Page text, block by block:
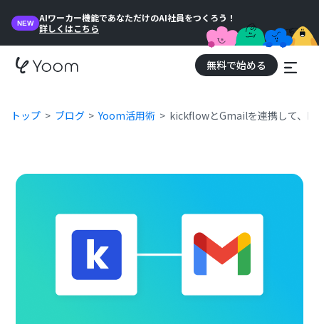
NEW
AIワーカー機能であなただけのAI社員をつくろう！
詳しくはこちら
無料で始める
トップ ブログ Yoom活用術 kickflowとGmailを連携して、